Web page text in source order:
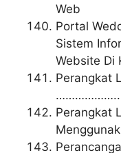
Web
Portal
Sistem
Website Di
Perangkat
………………..
Perangkat